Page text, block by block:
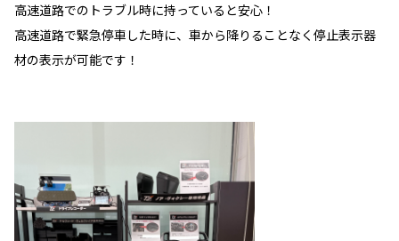
高速道路でのトラブル時に持っていると安心！
高速道路で緊急停車した時に、車から降りることなく停止表示器
材の表示が可能です！